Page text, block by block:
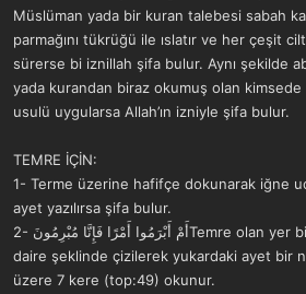
Müslüman yada bir kuran talebesi sabah
parmağını tükrüğü ile ıslatır ve her çeşit
sürerse bi iznillah şifa bulur. Aynı şekilde
yada kurandan biraz okumuş olan kimsede
usulü uygularsa Allah’ın izniyle şifa bulur.
TEMRE İÇİN:
1- Terme üzerine hafifçe dokunarak iğne
ayet yazılırsa şifa bulur.
2- أَمْ أَبْرَمُوا أَمْرًا فَإِنَّا مُبْرِمُونَTemre olan yer bir çöp ile dıştan içe doğru
daire şeklinde çizilerek yukardaki ayet bir
üzere 7 kere (top:49) okunur.